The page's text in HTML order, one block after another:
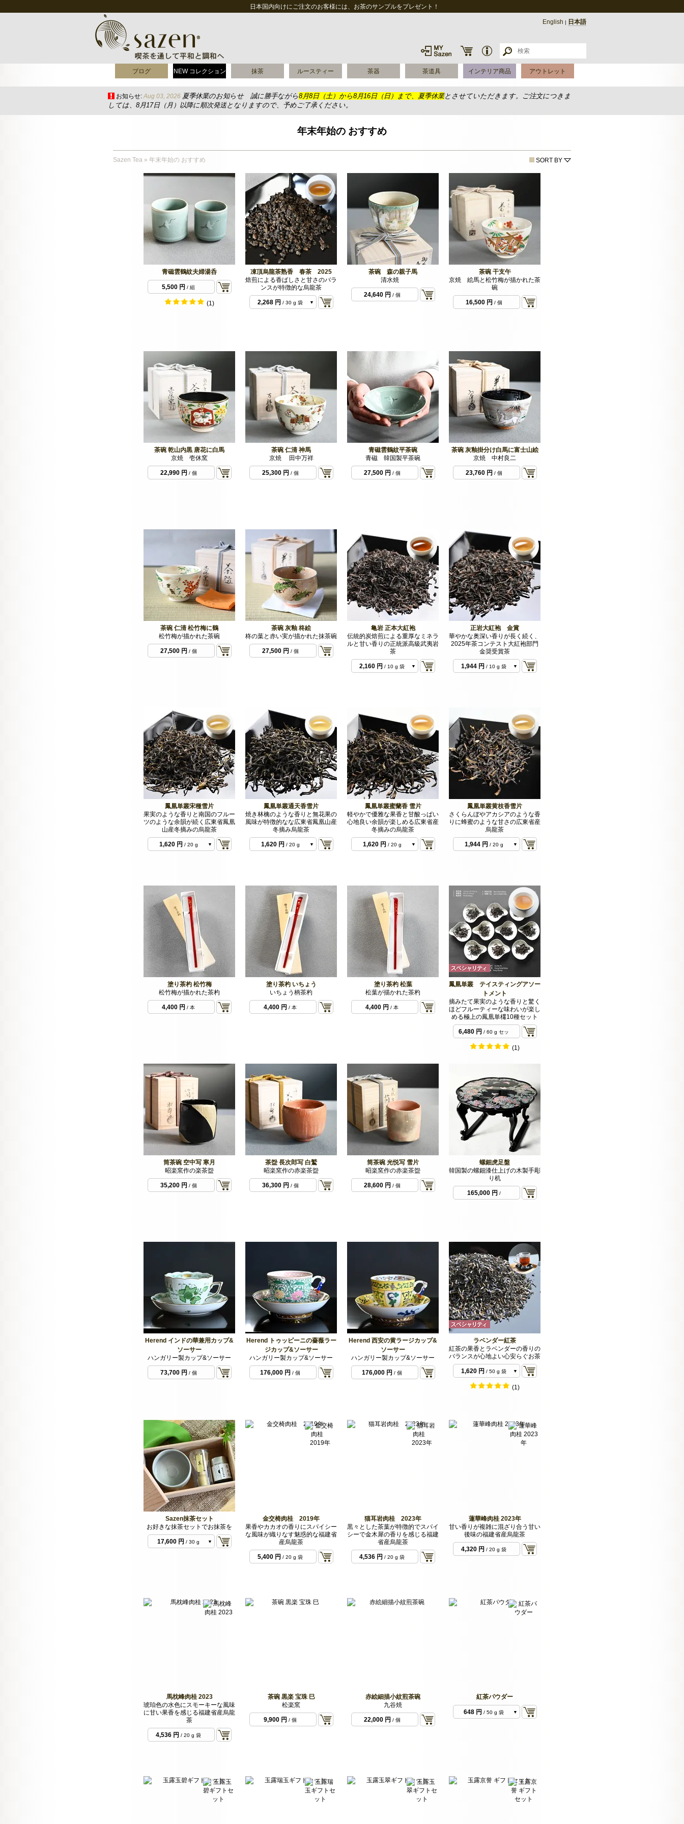
日本国内向けにご注文のお客様には、お茶のサンプルをプレゼント！
English | 日本語
ブログ NEW コレクション 抹茶 ルースティー 茶器 茶道具 インテリア商品 アウトレット
お知らせ: Aug 03, 2026 夏季休業のお知らせ 誠に勝手ながら8月8日（土）から8月16日（日）まで、夏季休業とさせていただきます。ご注文につきま
しては、8月17日（月）以降に順次発送となりますので、予めご了承ください。
年末年始の おすすめ
Sazen Tea » 年末年始の おすすめ SORT BY
青磁雲鶴紋夫婦湯呑
5,500 円 / 組
(1)
凍頂烏龍茶熟香 春茶 2025
焙煎による香ばしさと甘さのバラ
ンスが特徴的な烏龍茶
2,268 円 / 30 g 袋
茶碗 森の親子馬
清水焼
24,640 円 / 個
茶碗 干支午
京焼 絵馬と松竹梅が描かれた茶
碗
16,500 円 / 個
茶碗 乾山内黒 唐花に白馬
京焼 壱休窯
22,990 円 / 個
茶碗 仁清 神馬
京焼 田中万祥
25,300 円 / 個
青磁雲鶴紋平茶碗
青磁 韓国製平茶碗
27,500 円 / 個
茶碗 灰釉掛分け白馬に富士山絵
京焼 中村良二
23,760 円 / 個
茶碗 仁清 松竹梅に鶴
松竹梅が描かれた茶碗
27,500 円 / 個
茶碗 灰釉 柊絵
柊の葉と赤い実が描かれた抹茶碗
27,500 円 / 個
亀岩 正本大紅袍
伝統的炭焙煎による重厚なミネラ
ルと甘い香りの正統派高級武夷岩
茶
2,160 円 / 10 g 袋
正岩大紅袍 金賞
華やかな奥深い香りが長く続く、
2025年茶コンテスト大紅袍部門
金奨受賞茶
1,944 円 / 10 g 袋
鳳凰単叢宋種雪片
果実のような香りと南国のフルー
ツのような余韻が続く広東省鳳凰
山産冬摘みの烏龍茶
864 円/ 10 g 2022
年
864 円/ 10 g 2021
864 円/ 10 g 2025
年
1,620 円/ 20 g
2022年
1,620 円/ 20 g
1,620 円 / 20 g
2025年
鳳凰単叢通天香雪片
焼き林檎のような香りと無花果の
風味が特徴的なな広東省鳳凰山産
冬摘み烏龍茶
864 円/ 10 g 2022
年
864 円 / 10 g 2025
年
1,620 円/ 20 g
1,620 円 / 20 g
2025年
鳳凰単叢蜜蘭香 雪片
軽やかで優雅な果香と甘酸っぱい
心地良い余韻が楽しめる広東省産
冬摘みの烏龍茶
864 円/ 10 g 2022
年
864 円 / 10 g 2023
864 円/ 10 g 2025
1,620 円/ 20 g
2022年
1,620 円/ 20 g
1,620 円 / 20 g
2025
鳳凰単叢黄枝香雪片
さくらんぼやアカシアのような香
りに蜂蜜のような甘さの広東省産
烏龍茶
/ 10 g 2025
1,944 円 / 20 g
2025
塗り茶杓 松竹梅
松竹梅が描かれた茶杓
4,400 円 / 本
塗り茶杓 いちょう
いちょう柄茶杓
4,400 円 / 本
塗り茶杓 松葉
松葉が描かれた茶杓
4,400 円 / 本
鳳凰単叢 テイスティングアソー
トメント
摘みたて果実のような香りと驚く
ほどフルーティーな味わいが楽し
める極上の鳳凰単欉10種セット
6,480 円 / 60 g セッ
ト
(1)
筒茶碗 空中写 寒月
昭楽窯作の楽茶盌
35,200 円 / 個
茶盌 長次郎写 白鷲
昭楽窯作の赤楽茶盌
36,300 円 / 個
筒茶碗 光悦写 雪片
昭楽窯作の赤楽茶盌
28,600 円 / 個
螺鈿虎足盤
韓国製の螺鈿漆仕上げの木製手彫
り机
165,000 円 /
Herend インドの華兼用カップ&
ソーサー
ハンガリー製カップ&ソーサー
73,700 円 / 個
Herend トゥッピーニの薔薇ラー
ジカップ&ソーサー
ハンガリー製カップ&ソーサー
176,000 円 / 個
Herend 西安の黄ラージカップ&
ソーサー
ハンガリー製カップ&ソーサー
176,000 円 / 個
ラベンダー紅茶
紅茶の果香とラベンダーの香りの
バランスが心地よい心安らぐお茶
1,620 円 / 50 g 袋
3,240 円/ 100 g 袋 (1)
Sazen抹茶セット
お好きな抹茶セットでお抹茶を
17,600 円 / 30 g
あ）黒
金交椅肉桂 2019年
果香やカカオの香りにスパイシー
な風味が織りなす魅惑的な福建省
産烏龍茶
5,400 円 / 20 g 袋
猫耳岩肉桂 2023年
黒々とした茶葉が特徴的でスパイ
シーで金木犀の香りを感じる福建
省産烏龍茶
4,536 円 / 20 g 袋
蓮華峰肉桂 2023年
甘い香りが複雑に混ざり合う甘い
後味の福建省産烏龍茶
4,320 円 / 20 g 袋
馬枕峰肉桂 2023
琥珀色の水色にスモーキーな風味
に甘い果香を感じる福建省産烏龍
茶
4,536 円 / 20 g 袋
茶碗 黒楽 宝珠 巳
松楽窯
9,900 円 / 個
赤絵細描小紋煎茶碗
九谷焼
22,000 円 / 個
紅茶パウダー
648 円 / 50 g 袋